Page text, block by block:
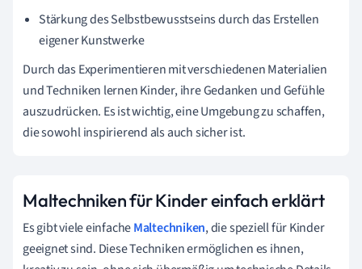
Stärkung des Selbstbewusstseins durch das Erstellen
eigener Kunstwerke
Durch das Experimentieren mit verschiedenen Materialien
und Techniken lernen Kinder, ihre Gedanken und Gefühle
auszudrücken. Es ist wichtig, eine Umgebung zu schaffen,
die sowohl inspirierend als auch sicher ist.
Maltechniken für Kinder einfach erklärt
Es gibt viele einfacheMaltechniken, die speziell für Kinder
geeignet sind. Diese Techniken ermöglichen es ihnen,